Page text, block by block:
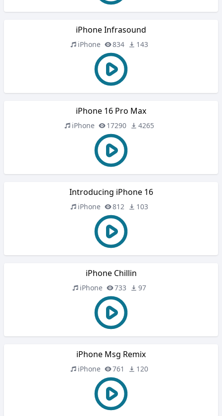
iPhone Infrasound
iPhone 834 143
iPhone 16 Pro Max
iPhone 17290 4265
Introducing iPhone 16
iPhone 812 103
iPhone Chillin
iPhone 733 97
iPhone Msg Remix
iPhone 761 120